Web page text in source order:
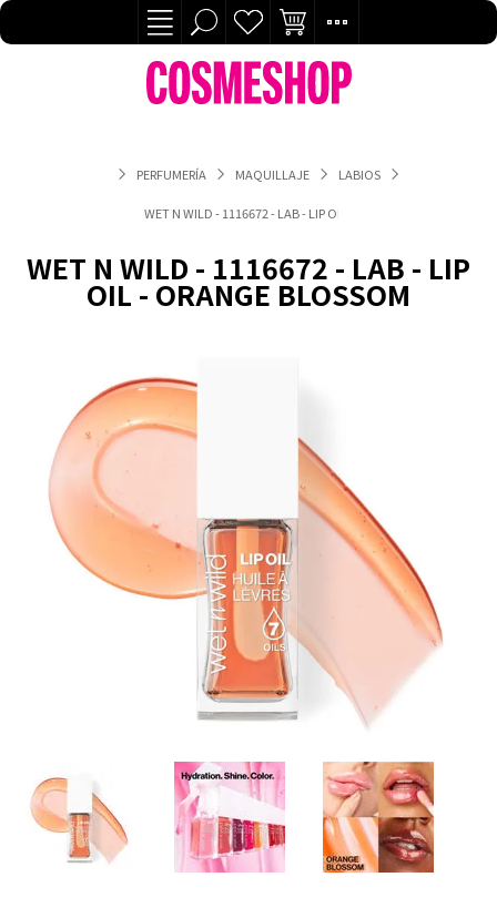
PERFUMERÍA MAQUILLAJE LABIOS
WET N WILD - 1116672 - LAB - LIP OIL - ORANGE BLOSSOM
WET N WILD - 1116672 - LAB - LIP
OIL - ORANGE BLOSSOM